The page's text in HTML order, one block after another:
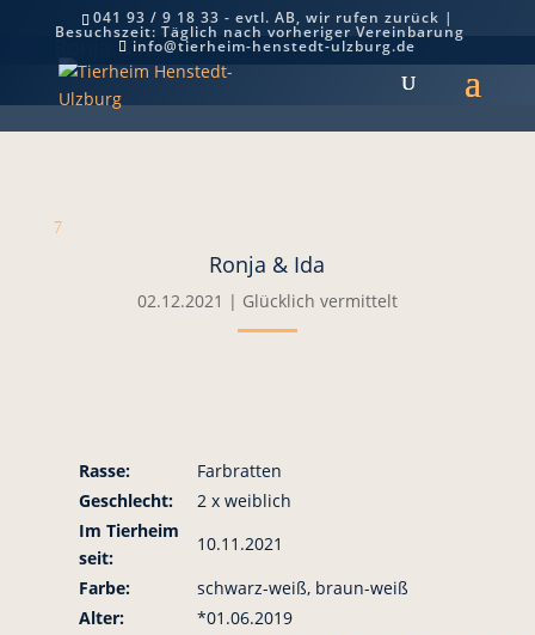
041 93 / 9 18 33 - evtl. AB, wir rufen zurück |
Besuchszeit: Täglich nach vorheriger Vereinbarung
info@tierheim-henstedt-ulzburg.de
Ronja & Ida
7
Ronja & Ida
02.12.2021 | Glücklich vermittelt
Rasse:
Farbratten
Geschlecht:
2 x weiblich
Im Tierheim
seit:
10.11.2021
Farbe:
schwarz-weiß, braun-weiß
Alter:
*01.06.2019